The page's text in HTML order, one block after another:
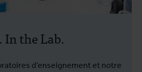
the Lab.
d’enseignement et notre